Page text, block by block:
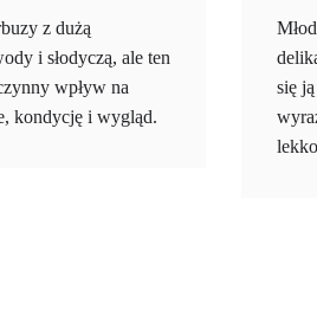
z dużą
i słodyczą, ale ten
wpływ na
kondycję i wygląd.
się